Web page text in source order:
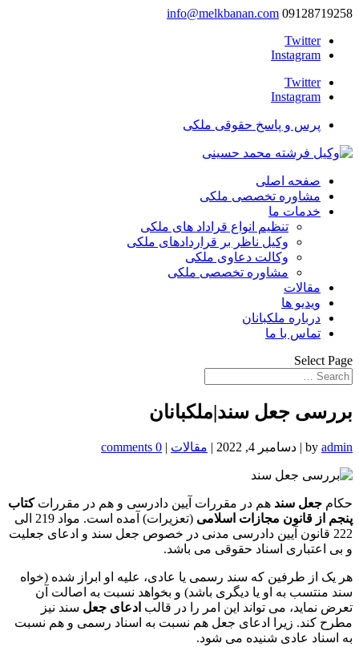
09128719258
info@melkbanan.com
Twitter
Instagram
Twitter
Instagram
پرس و پاسخ حقوقی ملکی
صفحه اصلی
مشاوره تخصصی ملکی
خدمات ما
تنظیم انواع قراداد های ملکی
وکیل ناظر بر قراردادهای ملکی
وکالت دعاوی ملکی
مشاوره تخصصی ملکی
مقالات
ویدیو ها
درباره ملکبانان
تماس با ما
Select Page
بررسی جعل سند|ملکبانان
by admin
| دسامبر 4, 2022 | مقالات |
0 comments
حکام جعل سند هم در مقررات آیین دادرسی و هم در مقرراتکتاب
پنجم از قانون مجازات اسلامی
(تعزیرات) آمده است. مواد 219 الی
222 قانون آیین دادرسی مدنی در خصوص جعل سند و ادعای جعلیت
و بی اعتباری اسناد حقوقی می باشد.
هر یک از طرفین که سند رسمی یا عادی، علیه او ابراز شده (خواه
سند منتسب به او یا دیگری باشد) و بخواهد نسبت به اصالت آن
تعرض نماید، می تواند این امر را در قالب ادعای جعل سند نیز
مطرح کند. زیرا ادعای جعل هم نسبت به اسناد رسمی و هم نسبت
به اسناد عادی شنیده می شود.